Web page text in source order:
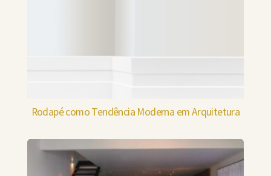
Rodapé como Tendência Moderna em Arquitetura